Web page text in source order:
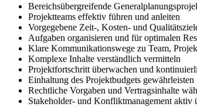
Bereichsübergreifende
Projektteams effektiv führen und anleiten
Vorgegebene Zeit-, Kosten- und
Aufgaben organisieren und für optimalen
Klare Kommunikationswege zu Team,
Komplexe Inhalte verständlich vermitteln
Projektfortschritt überwachen und
Einhaltung des Projektbudgets gewährleisten
Rechtliche Vorgaben und Vertragsinhalte
Stakeholder- und Konfliktmanagement aktiv